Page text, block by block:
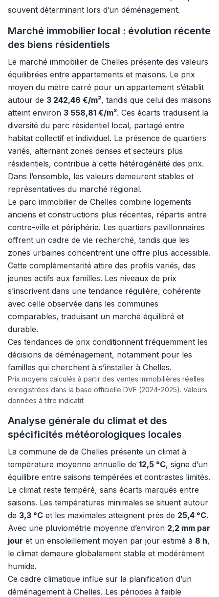
souvent déterminant lors d’un déménagement.
Marché immobilier local : évolution récente
des biens résidentiels
Le marché immobilier de Chelles présente des valeurs
équilibrées entre appartements et maisons. Le prix
moyen du mètre carré pour un appartement s’établit
autour de 3 242,46 €/m², tandis que celui des maisons
atteint environ 3 558,81 €/m². Ces écarts traduisent la
diversité du parc résidentiel local, partagé entre
habitat collectif et individuel. La présence de quartiers
variés, alternant zones denses et secteurs plus
résidentiels, contribue à cette hétérogénéité des prix.
Dans l’ensemble, les valeurs demeurent stables et
représentatives du marché régional.
Le parc immobilier de Chelles combine logements
anciens et constructions plus récentes, répartis entre
centre-ville et périphérie. Les quartiers pavillonnaires
offrent un cadre de vie recherché, tandis que les
zones urbaines concentrent une offre plus accessible.
Cette complémentarité attire des profils variés, des
jeunes actifs aux familles. Les niveaux de prix
s’inscrivent dans une tendance régulière, cohérente
avec celle observée dans les communes
comparables, traduisant un marché équilibré et
durable.
Ces tendances de prix conditionnent fréquemment les
décisions de déménagement, notamment pour les
familles qui cherchent à s’installer à Chelles.
Prix moyens calculés à partir des ventes immobilières réelles
enregistrées dans la base officielle DVF (2024-2025). Valeurs
données à titre indicatif.
Analyse générale du climat et des
spécificités météorologiques locales
La commune de de Chelles présente un climat à
température moyenne annuelle de 12,5 °C, signe d’un
équilibre entre saisons tempérées et contrastes limités.
Le climat reste tempéré, sans écarts marqués entre
saisons. Les températures minimales se situent autour
de 3,3 °C et les maximales atteignent près de 25,4 °C.
Avec une pluviométrie moyenne d’environ 2,2 mm par
jour et un ensoleillement moyen par jour estimé à 8 h,
le climat demeure globalement stable et modérément
humide.
Ce cadre climatique influe sur la planification d’un
déménagement à Chelles. Les périodes à faible